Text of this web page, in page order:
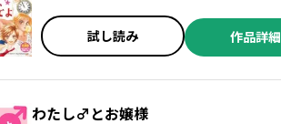
試し読み 作品詳細
わたし♂とお嬢様